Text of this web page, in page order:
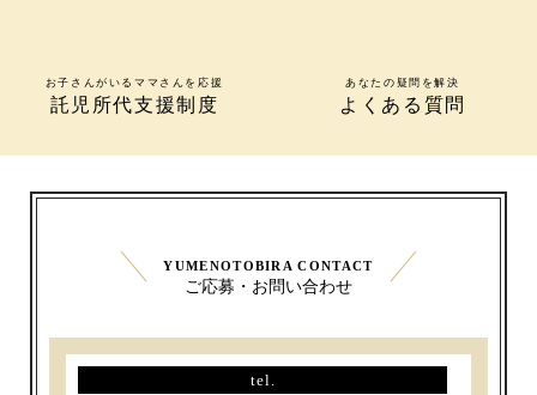
お子さんがいるママさんを応援
託児所代支援制度
あなたの疑問を解決
よくある質問
YUMENOTOBIRA CONTACT
ご応募・お問い合わせ
tel.